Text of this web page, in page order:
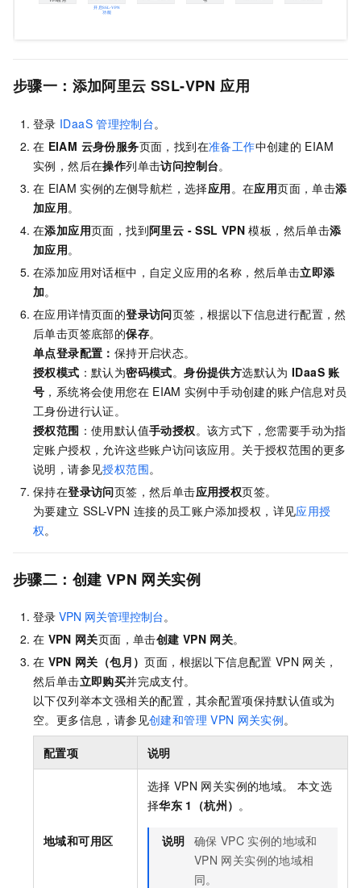
步骤一：添加阿里云 SSL-VPN 应用
登录 IDaaS 管理控制台。
在 EIAM 云身份服务页面，找到在准备工作中创建的 EIAM
实例，然后在操作列单击访问控制台。
在 EIAM 实例的左侧导航栏，选择应用 。在应用页面，单击添
加应用。
在添加应用页面，找到阿里云 - SSL VPN 模板，然后单击添
加应用。
在添加应用对话框中，自定义应用的名称，然后单击立即添
加。
在应用详情页面的登录访问页签，根据以下信息进行配置，然
后单击页签底部的保存。
单点登录配置 ： 保持开启状态。
授权模式 ：默认为密码模式。身份提供方选默认为 IDaaS 账
号 ，系统将会使用您在 EIAM 实例中手动创建的账户信息对员
工身份进行认证。
授权范围 ：使用默认值手动授权 。该方式下，您需要手动为指
定账户授权，允许这些账户访问该应用。关于授权范围的更多
说明，请参见授权范围。
保持在登录访问页签，然后单击应用授权页签。
为要建立 SSL-VPN 连接的员工账户添加授权，详见应用授
权。
步骤二：创建 VPN 网关实例
登录 VPN 网关管理控制台。
在 VPN 网关页面，单击创建 VPN 网关。
在 VPN 网关（包月）页面，根据以下信息配置 VPN 网关，
然后单击立即购买并完成支付。
以下仅列举本文强相关的配置，其余配置项保持默认值或为
空。更多信息，请参见创建和管理 VPN 网关实例。
配置项 说明
地域和可用区
选择 VPN 网关实例的地域。 本文选
择华东 1（杭州） 。
说明 确保 VPC 实例的地域和
VPN 网关实例的地域相
同。